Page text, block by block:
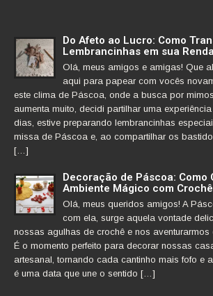
Do Afeto ao Lucro: Como
Lembrancinhas em sua
Olá, meus amigos e amigas! Que
aqui para papear com vocês
este clima de Páscoa, onde a busca por
aumenta muito, decidi partilhar uma
dias, estive preparando lembrancinhas
missa de Páscoa e, ao compartilhar os
[…]
Decoração de Páscoa: Como
Ambiente Mágico com
Olá, meus queridos amigos! A
com ela, surge aquela vontade
nossas agulhas de crochê e nos aventurarmos
É o momento perfeito para decorar nossas
artesanal, tornando cada cantinho mais fofo e
é uma data que une o sentido […]